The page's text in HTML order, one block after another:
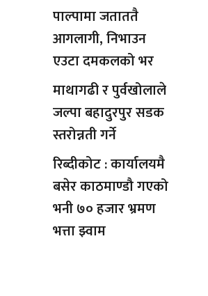
पाल्पामा जताततै
आगलागी, निभाउन
एउटा दमकलको भर
माथागढी र पुर्वखोलाले
जल्पा बहादुरपुर सडक
स्तरोन्नती गर्ने
रिब्दीकोट : कार्यालयमै
बसेर काठमाण्डौ गएको
भनी ७० हजार भ्रमण
भत्ता झ्वाम